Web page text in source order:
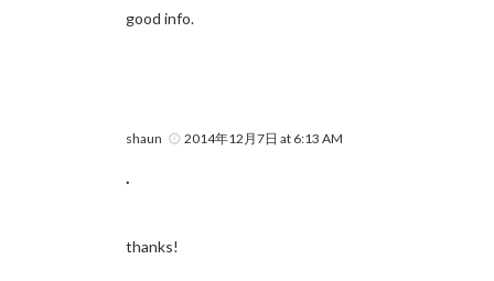
good info.
shaun 2014年12月7日 at 6:13 AM
.
thanks!